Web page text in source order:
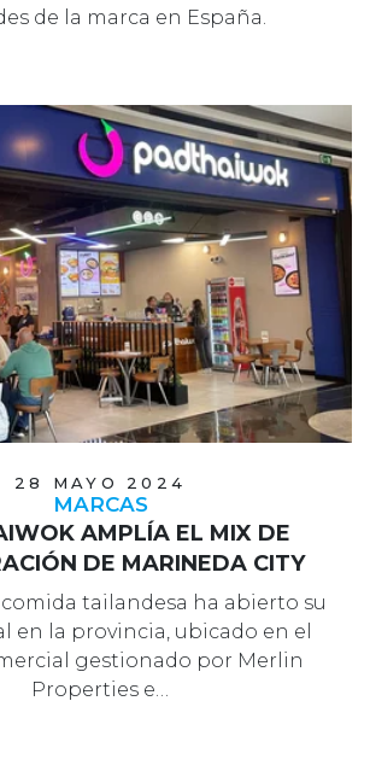
de la marca en España.
28 MAYO 2024
MARCAS
AMPLÍA EL MIX DE
DE MARINEDA CITY
comida tailandesa ha abierto su
en la provincia, ubicado en el
gestionado por Merlin
Properties e…